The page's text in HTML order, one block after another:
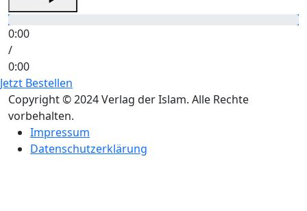
0:00
/
0:00
Jetzt Bestellen
Copyright © 2024 Verlag der Islam. Alle Rechte
vorbehalten.
Impressum
Datenschutzerklärung